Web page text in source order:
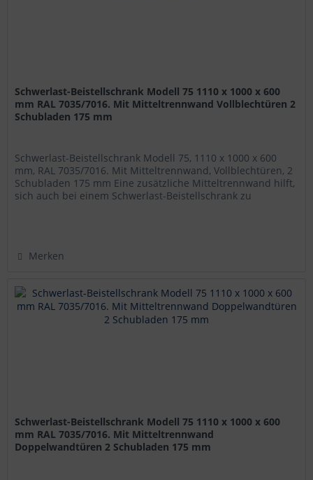
Schwerlast-Beistellschrank Modell 75 1110 x 1000 x 600
mm RAL 7035/7016. Mit Mitteltrennwand Vollblechtüren 2
Schubladen 175 mm
Schwerlast-Beistellschrank Modell 75, 1110 x 1000 x 600
mm, RAL 7035/7016. Mit Mitteltrennwand, Vollblechtüren, 2
Schubladen 175 mm Eine zusätzliche Mitteltrennwand hilft,
sich auch bei einem Schwerlast-Beistellschrank zu
Merken
Schwerlast-Beistellschrank Modell 75 1110 x 1000 x 600
mm RAL 7035/7016. Mit Mitteltrennwand
Doppelwandtüren 2 Schubladen 175 mm